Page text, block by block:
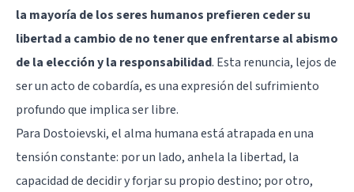
la mayoría de los seres humanos prefieren ceder su
libertad a cambio de no tener que enfrentarse al abismo
de la elección y la responsabilidad. Esta renuncia, lejos de
ser un acto de cobardía, es una expresión del sufrimiento
profundo que implica ser libre.
Para Dostoievski, el alma humana está atrapada en una
tensión constante: por un lado, anhela la libertad, la
capacidad de decidir y forjar su propio destino; por otro,